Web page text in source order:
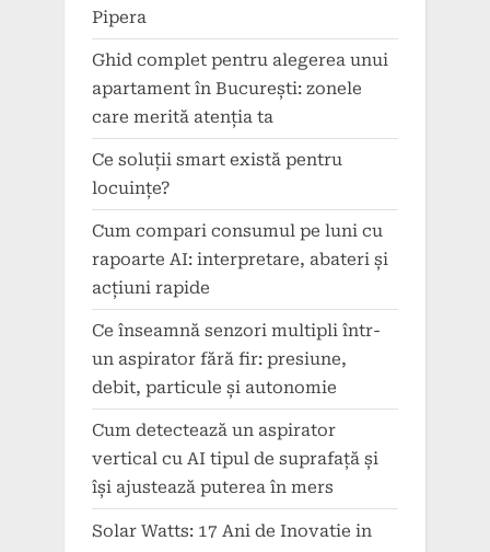
Pipera
Ghid complet pentru alegerea unui
apartament în București: zonele
care merită atenția ta
Ce soluții smart există pentru
locuințe?
Cum compari consumul pe luni cu
rapoarte AI: interpretare, abateri și
acțiuni rapide
Ce înseamnă senzori multipli într-
un aspirator fără fir: presiune,
debit, particule și autonomie
Cum detectează un aspirator
vertical cu AI tipul de suprafață și
își ajustează puterea în mers
Solar Watts: 17 Ani de Inovatie in